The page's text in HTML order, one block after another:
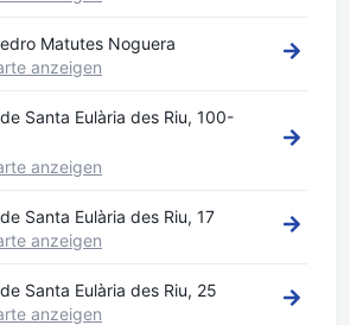
Matutes Noguera
anzeigen
Santa Eulària des Riu, 100-
anzeigen
Santa Eulària des Riu, 17
anzeigen
Santa Eulària des Riu, 25
anzeigen